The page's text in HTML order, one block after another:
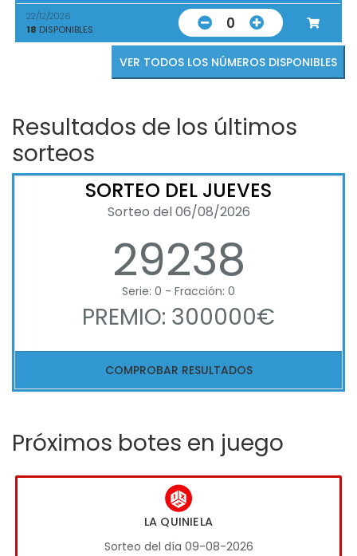
22/12/2026
18 DISPONIBLES 0
VER TODOS LOS NÚMEROS DISPONIBLES
Resultados de los últimos
sorteos
SORTEO DEL JUEVES
Sorteo del 06/08/2026
29238
Serie: 0 - Fracción: 0
PREMIO: 300000€
COMPROBAR RESULTADOS
Próximos botes en juego
LA QUINIELA
Sorteo del día 09-08-2026